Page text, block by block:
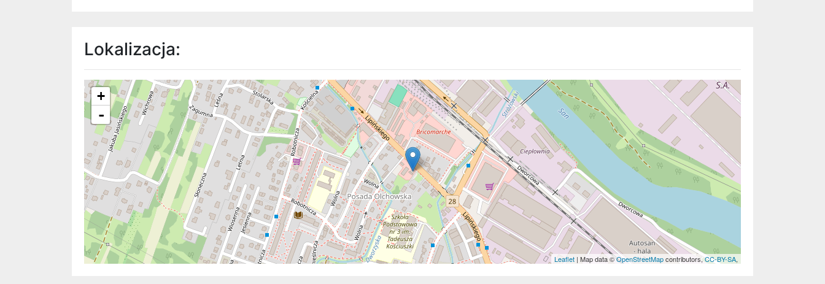
Lokalizacja:
+
-
Leaflet | Map data ©OpenStreetMapcontributors,CC-BY-SA,